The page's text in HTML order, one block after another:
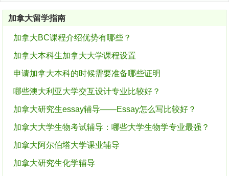
加拿大留学指南
加拿大BC课程介绍优势有哪些？
加拿大本科生加拿大大学课程设置
申请加拿大本科的时候需要准备哪些证明
哪些澳大利亚大学交互设计专业比较好？
加拿大研究生essay辅导——Essay怎么写比较好？
加拿大大学生物考试辅导：哪些大学生物学专业最强？
加拿大阿尔伯塔大学课业辅导
加拿大研究生化学辅导